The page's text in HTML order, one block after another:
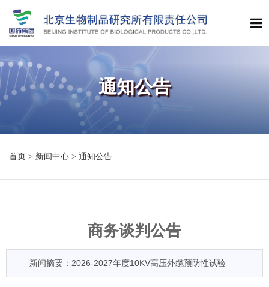
通知公告
首页 > 新闻中心 > 通知公告
商务谈判公告
新闻摘要：2026-2027年度10KV高压外缆预防性试验